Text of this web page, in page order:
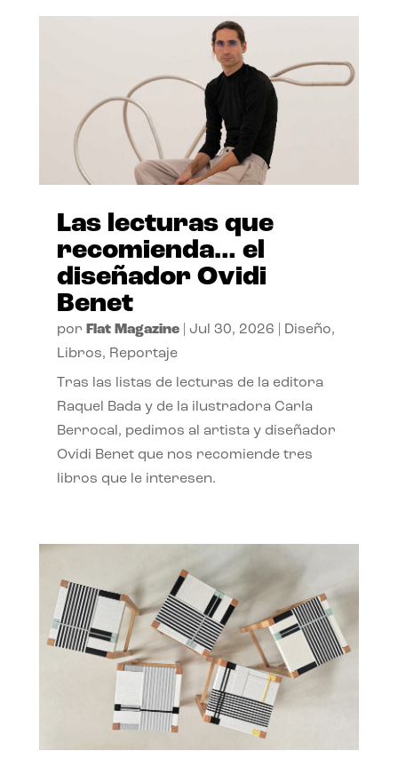
Las lecturas que
recomienda… el
diseñador Ovidi
Benet
por Flat Magazine| Jul 30, 2026 Diseño,
Libros, Reportaje
Tras las listas de lecturas de la editora
Raquel Bada y de la ilustradora Carla
Berrocal, pedimos al artista y diseñador
Ovidi Benet que nos recomiende tres
libros que le interesen.